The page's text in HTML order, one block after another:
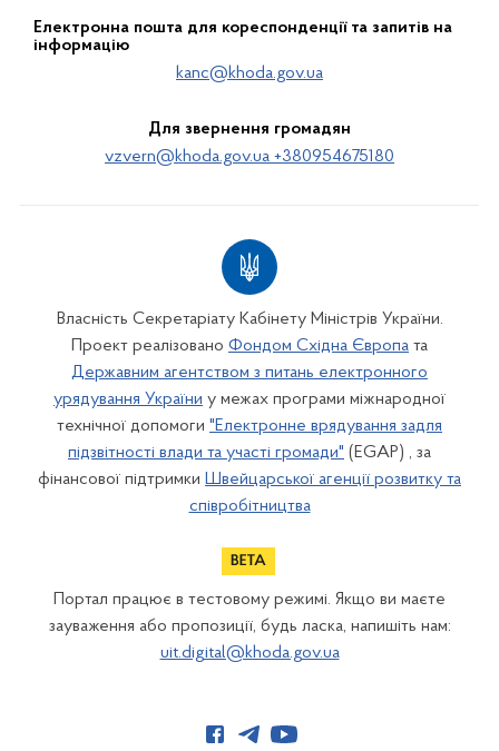
Електронна пошта для кореспонденції та запитів на
інформацію
kanc@khoda.gov.ua
Для звернення громадян
vzvern@khoda.gov.ua +380954675180
Власність Секретаріату Кабінету Міністрів України.
Проект реалізовано Фондом Східна Європа та
Державним агентством з питань електронного
урядування України у межах програми міжнародної
технічної допомоги "Електронне врядування задля
підзвітності влади та участі громади" (EGAP) , за
фінансової підтримки Швейцарської агенції розвитку та
співробітництва
Портал працює в тестовому режимі. Якщо ви маєте
зауваження або пропозиції, будь ласка, напишіть нам:
uit.digital@khoda.gov.ua